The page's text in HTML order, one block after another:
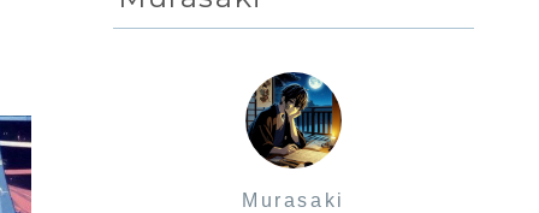
Murasaki